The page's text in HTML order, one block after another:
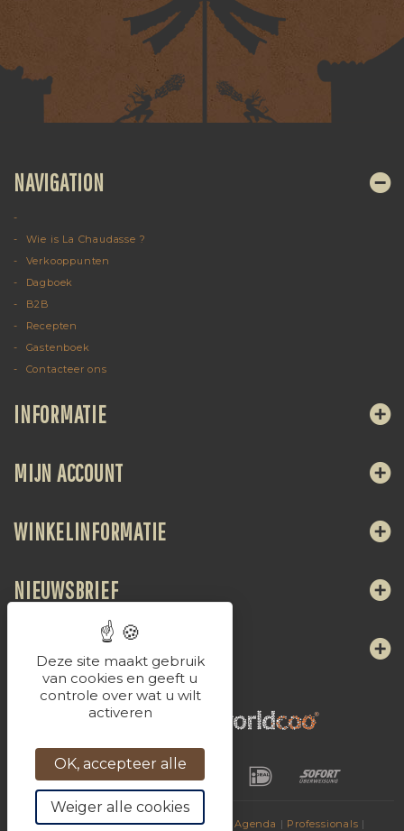
NAVIGATION
Wie is La Chaudasse ?
Verkooppunten
Dagboek
B2B
Recepten
Gastenboek
Contacteer ons
INFORMATIE
© 2017Dranken van La Chaudasse Agenda | Professionals |
MIJN ACCOUNT
WINKELINFORMATIE
NIEUWSBRIEF
VOLG ONS
Deze site maakt gebruik
van cookies en geeft u
controle over wat u wilt
activeren
OK, accepteer alle
Weiger alle cookies